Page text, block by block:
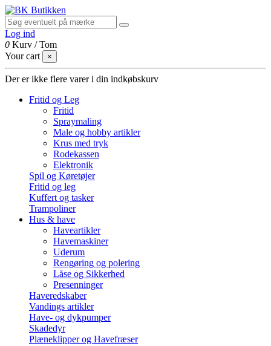
Log ind
0 Kurv /Tom
Your cart
×
Der er ikke flere varer i din indkøbskurv
Fritid og Leg
Fritid
Spraymaling
Male og hobby artikler
Krus med tryk
Rodekassen
Elektronik
Spil og Køretøjer
Fritid og leg
Kuffert og tasker
Trampoliner
Hus & have
Haveartikler
Havemaskiner
Uderum
Rengøring og polering
Låse og Sikkerhed
Presenninger
Haveredskaber
Vandings artikler
Have- og dykpumper
Skadedyr
Plæneklipper og Havefræser